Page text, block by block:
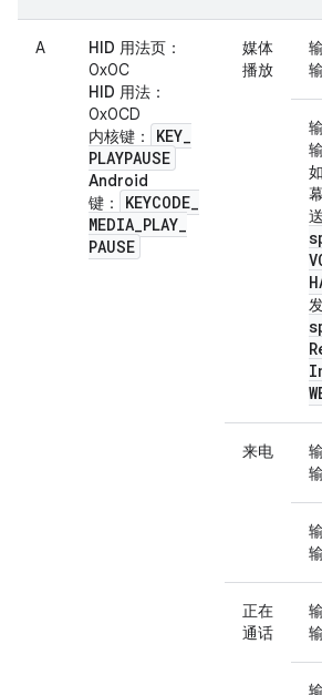
A HID 用法页 ：
0x0C
HID 用法 ：
0x0CD
内核键 ： KEY_
PLAYPAUSE
Android
键 ： KEYCODE_
MEDIA_PLAY_
PAUSE
媒体
播放
送
来电
正在
通话